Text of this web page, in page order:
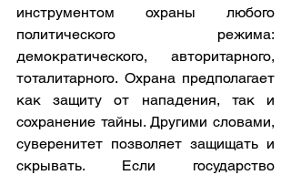
инструментом охраны любого
политического режима:
демократического, авторитарного,
тоталитарного. Охрана предполагает
как защиту от нападения, так и
сохранение тайны. Другими словами,
суверенитет позволяет защищать и
скрывать. Если государство